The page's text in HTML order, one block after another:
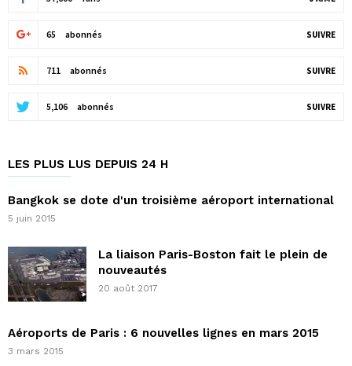
65 abonnés SUIVRE
711 abonnés SUIVRE
5,106 abonnés SUIVRE
LES PLUS LUS DEPUIS 24 H
Bangkok se dote d'un troisième aéroport international
5 juin 2015
La liaison Paris-Boston fait le plein de
nouveautés
20 août 2017
Aéroports de Paris : 6 nouvelles lignes en mars 2015
3 mars 2015